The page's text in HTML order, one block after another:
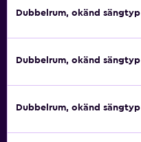
Dubbelrum, okänd sängtyp
Dubbelrum, okänd sängtyp
Dubbelrum, okänd sängtyp